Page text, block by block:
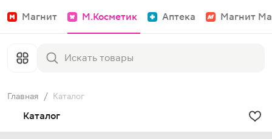
Магнит М.Косметик Аптека Магнит
Главная / Каталог
Каталог